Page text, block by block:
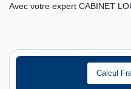
Avec votre expert CABINET
Calcul